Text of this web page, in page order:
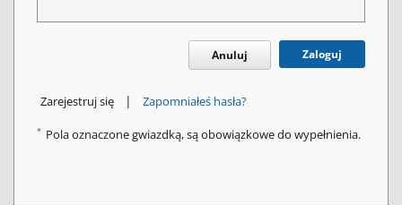
Anuluj Zaloguj
Zarejestruj się | Zapomniałeś hasła?
* Pola oznaczone gwiazdką, są obowiązkowe do wypełnienia.